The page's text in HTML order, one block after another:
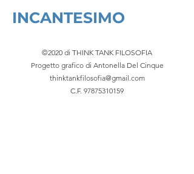
INCANTESIMO
©2020 di THINK TANK FILOSOFIA
Progetto grafico di Antonella Del Cinque
thinktankfilosofia@gmail.com
C.F. 97875310159